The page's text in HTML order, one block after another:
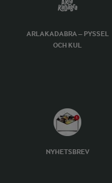
ARLAKADABRA – PYSSEL
OCH KUL
NYHETSBREV